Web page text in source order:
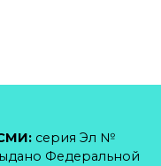
серия Эл №
Федеральной